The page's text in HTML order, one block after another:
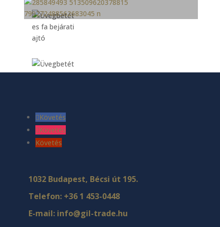
Követés
Követés
Követés
1032 Budapest, Bécsi út 195.
Telefon: +36 1 453-0448
E-mail: info@gil-trade.hu